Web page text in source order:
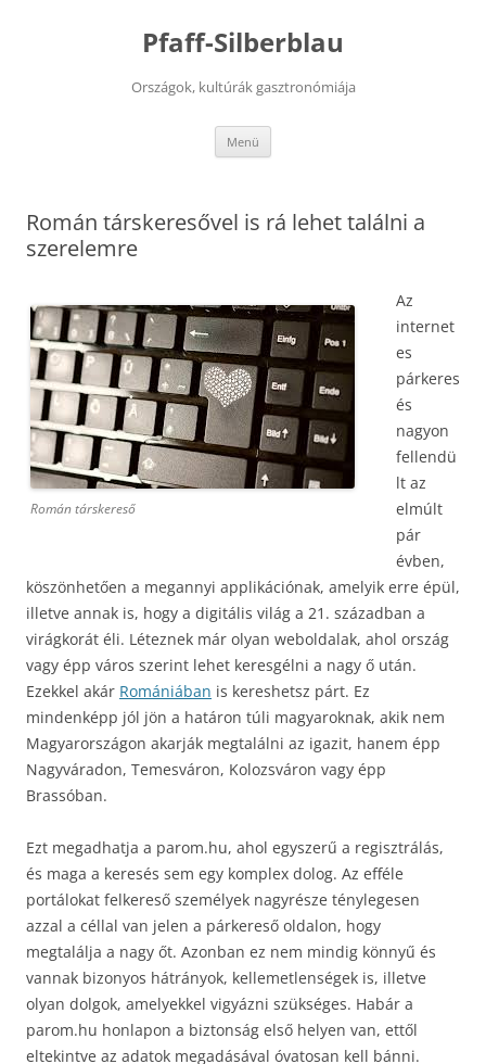
Pfaff-Silberblau
Országok, kultúrák gasztronómiája
Menü
Román társkeresővel is rá lehet találni a
szerelemre
Román társkereső
Az
internet
es
párkeres
és
nagyon
fellendü
lt az
elmúlt
pár
évben,
köszönhetően a megannyi applikációnak, amelyik erre épül,
illetve annak is, hogy a digitális világ a 21. században a
virágkorát éli. Léteznek már olyan weboldalak, ahol ország
vagy épp város szerint lehet keresgélni a nagy ő után.
Ezekkel akár Romániában is kereshetsz párt. Ez
mindenképp jól jön a határon túli magyaroknak, akik nem
Magyarországon akarják megtalálni az igazit, hanem épp
Nagyváradon, Temesváron, Kolozsváron vagy épp
Brassóban.
Ezt megadhatja a parom.hu, ahol egyszerű a regisztrálás,
és maga a keresés sem egy komplex dolog. Az efféle
portálokat felkereső személyek nagyrésze ténylegesen
azzal a céllal van jelen a párkereső oldalon, hogy
megtalálja a nagy őt. Azonban ez nem mindig könnyű és
vannak bizonyos hátrányok, kellemetlenségek is, illetve
olyan dolgok, amelyekkel vigyázni szükséges. Habár a
parom.hu honlapon a biztonság első helyen van, ettől
eltekintve az adatok megadásával óvatosan kell bánni.